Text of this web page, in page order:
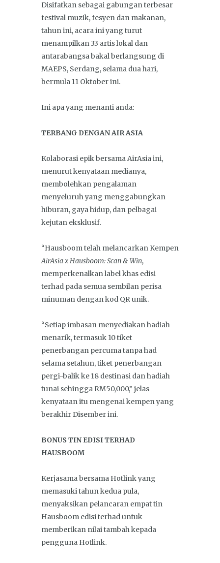
Disifatkan sebagai gabungan terbesar
festival muzik, fesyen dan makanan,
tahun ini, acara ini yang turut
menampilkan 33 artis lokal dan
antarabangsa bakal berlangsung di
MAEPS, Serdang, selama dua hari,
bermula 11 Oktober ini.
Ini apa yang menanti anda:
TERBANG DENGAN AIR ASIA
Kolaborasi epik bersama AirAsia ini,
menurut kenyataan medianya,
membolehkan pengalaman
menyeluruh yang menggabungkan
hiburan, gaya hidup, dan pelbagai
kejutan eksklusif.
“Hausboom telah melancarkan Kempen
AirAsia x Hausboom: Scan & Win,
memperkenalkan label khas edisi
terhad pada semua sembilan perisa
minuman dengan kod QR unik.
“Setiap imbasan menyediakan hadiah
menarik, termasuk 10 tiket
penerbangan percuma tanpa had
selama setahun, tiket penerbangan
pergi-balik ke 18 destinasi dan hadiah
tunai sehingga RM50,000,” jelas
kenyataan itu mengenai kempen yang
berakhir Disember ini.
BONUS TIN EDISI TERHAD
HAUSBOOM
Kerjasama bersama Hotlink yang
memasuki tahun kedua pula,
menyaksikan pelancaran empat tin
Hausboom edisi terhad untuk
memberikan nilai tambah kepada
pengguna Hotlink.